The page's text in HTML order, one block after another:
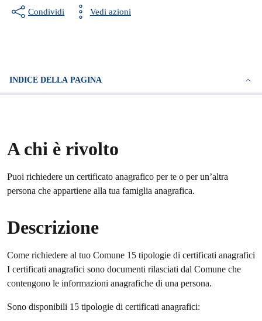
Condividi Vedi azioni
INDICE DELLA PAGINA
A chi è rivolto
Puoi richiedere un certificato anagrafico per te o per un’altra
persona che appartiene alla tua famiglia anagrafica.
Descrizione
Come richiedere al tuo Comune 15 tipologie di certificati anagrafici
I certificati anagrafici sono documenti rilasciati dal Comune che
contengono le informazioni anagrafiche di una persona.
Sono disponibili 15 tipologie di certificati anagrafici: